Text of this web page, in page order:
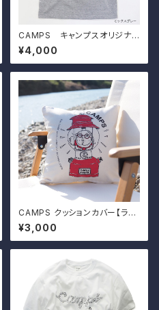
CAMPS キャンプスオリジナル
Tシャツ【Runnin' on EMPT
Y!】
¥4,000
CAMPS クッションカバー【ラン
タンおじさん】
¥3,000